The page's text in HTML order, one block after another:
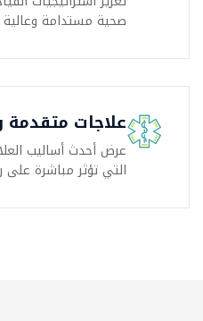
صحية مستدامة وعالية
علاجات
عرض أحدث أساليب
التي تؤثر مباشرة على